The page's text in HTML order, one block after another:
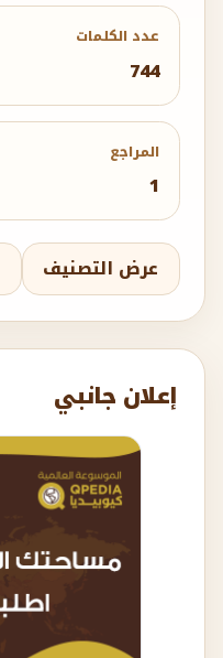
عدد الكلمات
744
المراجع
1
عرض التصنيف
إعلان جانبي